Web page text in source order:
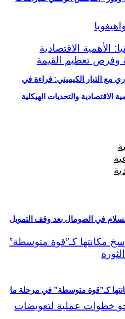
مع التيار الكيميتي: قراءة في
في الصومال بعد وقف التمويل
الاقتصادية والتحديات الهيكلية
كـ”قوة متوسطة” في مرحلة ما